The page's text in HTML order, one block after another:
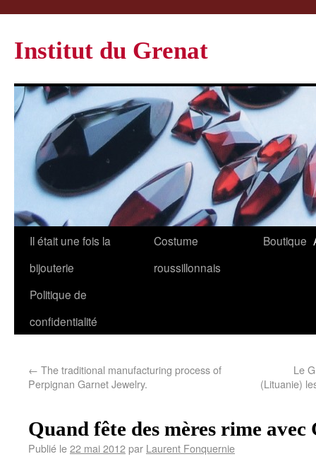
Institut du Grenat
Il était une fois la
bijouterie
Costume
roussillonnais
Boutique
Politique de
confidentialité
← The traditional manufacturing process of
Perpignan Garnet Jewelry.
Le
(Lituanie)
Quand fête des mères rime
Publié le22 mai 2012par Laurent Fonquernie